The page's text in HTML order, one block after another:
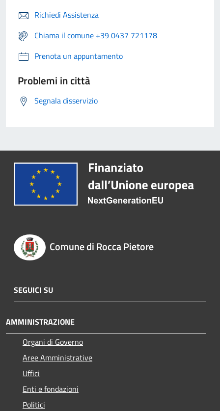
Richiedi Assistenza
Chiama il comune +39 0437 721178
Prenota un appuntamento
Problemi in città
Segnala disservizio
Comune di Rocca Pietore
SEGUICI SU
AMMINISTRAZIONE
Organi di Governo
Aree Amministrative
Uffici
Enti e fondazioni
Politici